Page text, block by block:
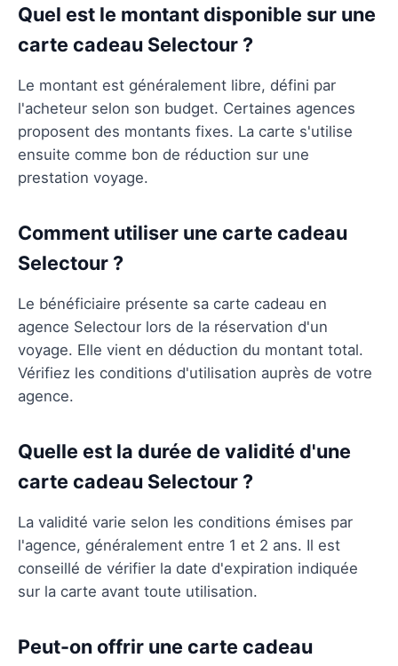
Quel est le montant disponible sur une
carte cadeau Selectour ?
Le montant est généralement libre, défini par
l'acheteur selon son budget. Certaines agences
proposent des montants fixes. La carte s'utilise
ensuite comme bon de réduction sur une
prestation voyage.
Comment utiliser une carte cadeau
Selectour ?
Le bénéficiaire présente sa carte cadeau en
agence Selectour lors de la réservation d'un
voyage. Elle vient en déduction du montant total.
Vérifiez les conditions d'utilisation auprès de votre
agence.
Quelle est la durée de validité d'une
carte cadeau Selectour ?
La validité varie selon les conditions émises par
l'agence, généralement entre 1 et 2 ans. Il est
conseillé de vérifier la date d'expiration indiquée
sur la carte avant toute utilisation.
Peut-on offrir une carte cadeau